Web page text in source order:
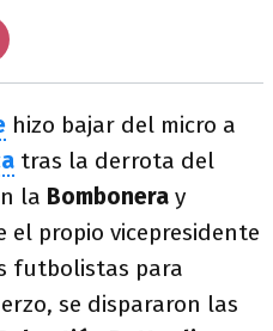
hizo bajar del micro a
tras la derrota del
la Bombonera y
propio vicepresidente
futbolistas para
se dispararon las